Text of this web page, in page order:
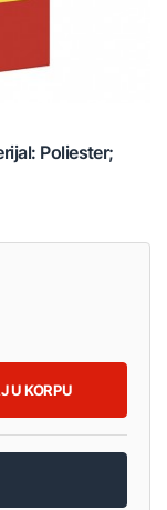
Poliester;
U KORPU